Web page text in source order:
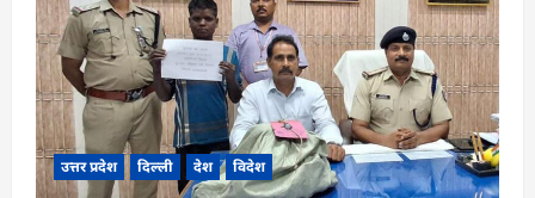
सीधे
संवाद,
सुझावों
के
आधार
पर
शासन
को
भेजी
जाएंगी
संस्तुतियां
उत्तर प्रदेश दिल्ली देश विदेश